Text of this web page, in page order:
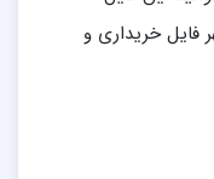
فایل خریداری و